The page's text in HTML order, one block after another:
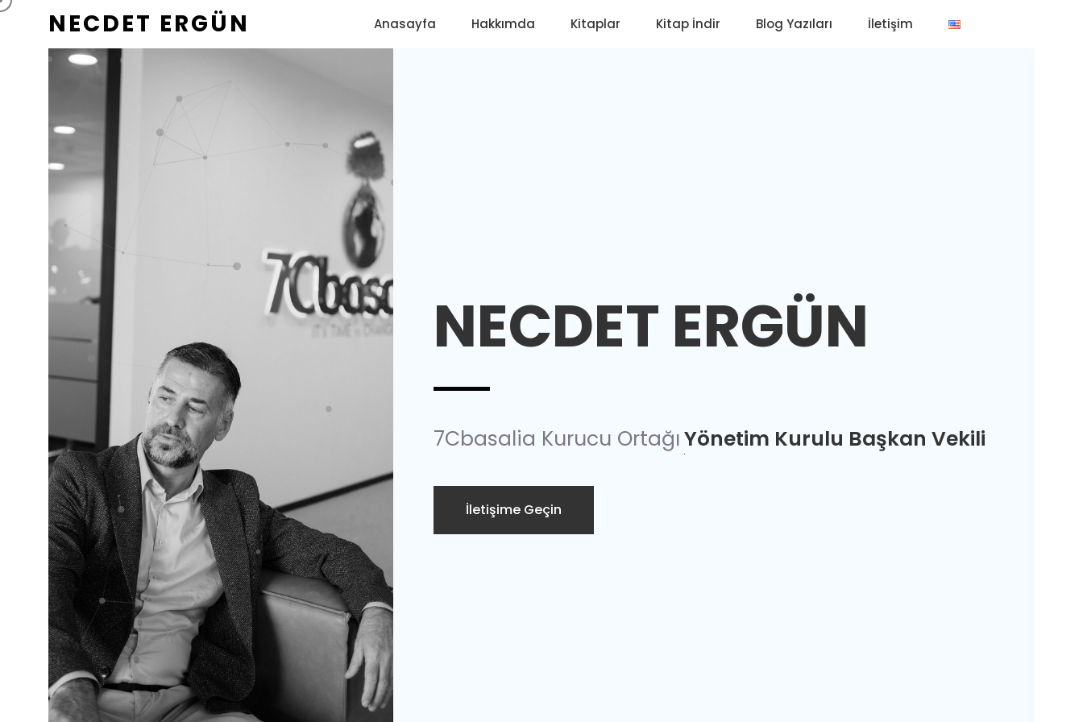
NECDET ERGÜN Anasayfa Hakkımda Kitaplar Kitap İndir Blog Yazıları İletişim
NECDET ERGÜN
7Cbasalia Kurucu OrtağıYönetim Kurulu Başkan Vekili
İletişime Geçin